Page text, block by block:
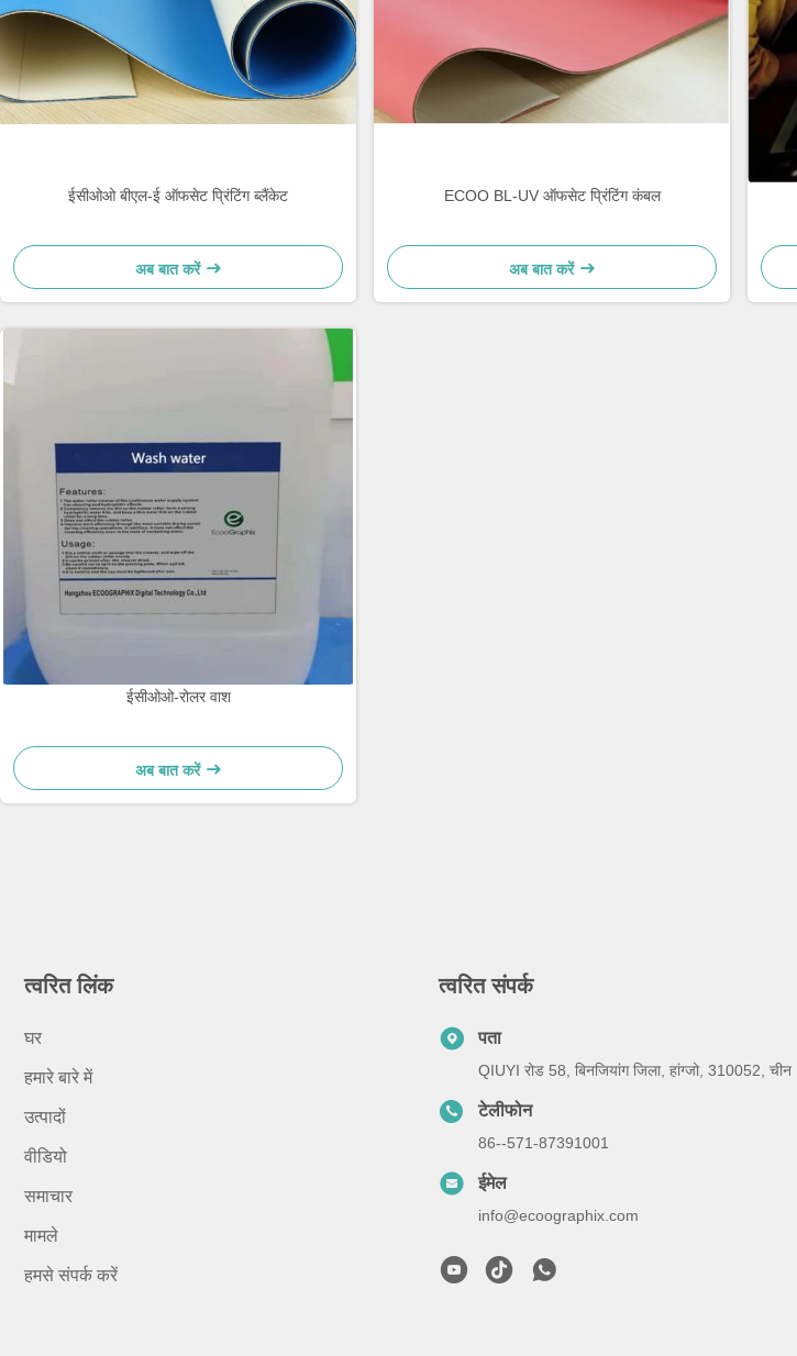
ईसीओओ बीएल-ई ऑफसेट प्रिंटिंग ब्लैंकेट
अब बात करें
ECOO BL-UV ऑफसेट प्रिंटिंग कंबल
अब बात करें
ईसीओओ-रोलर वाश
अब बात करें
त्वरित लिंक
घर
हमारे बारे में
उत्पादों
वीडियो
समाचार
मामले
हमसे संपर्क करें
त्वरित संपर्क
पता
QIUYI रोड 58, बिनजियांग जिला, हांग्जो, 310052, चीन
टेलीफोन
86--571-87391001
ईमेल
info@ecoographix.com